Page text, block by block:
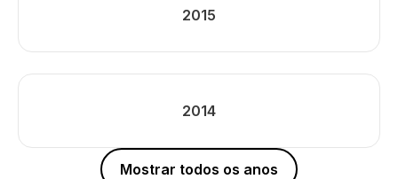
2015
2014
Mostrar todos os anos